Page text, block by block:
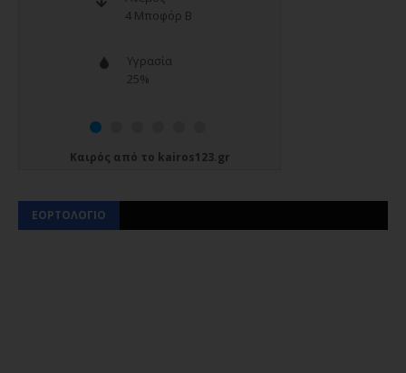
Καιρός από το kairos123.gr
ΕΟΡΤΟΛΟΓΙΟ